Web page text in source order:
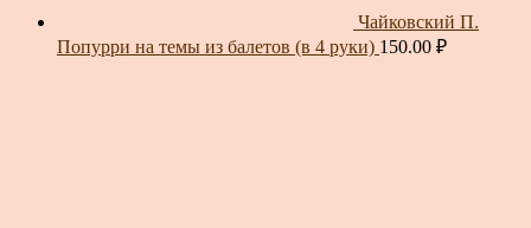
Чайковский П.
Попурри на темы из балетов (в 4 руки) 150.00 ₽